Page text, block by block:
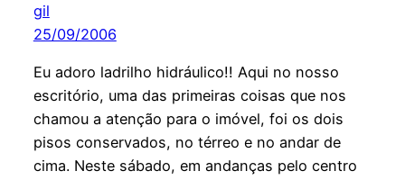
gil
25/09/2006
Eu adoro ladrilho hidráulico!! Aqui no nosso
escritório, uma das primeiras coisas que nos
chamou a atenção para o imóvel, foi os dois
pisos conservados, no térreo e no andar de
cima. Neste sábado, em andanças pelo centro